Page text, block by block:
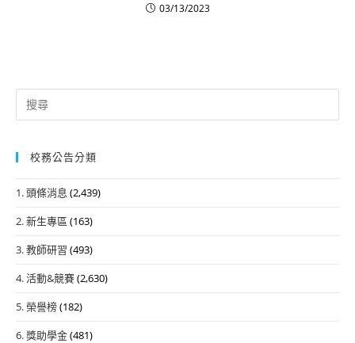
03/13/2023
Search
for:
校務公告分類
1. 頭條消息 (2,439)
2. 新生專區 (163)
3. 教師研習 (493)
4. 活動&競賽(2,630)
5. 榮譽榜(182)
6. 獎助學金(481)